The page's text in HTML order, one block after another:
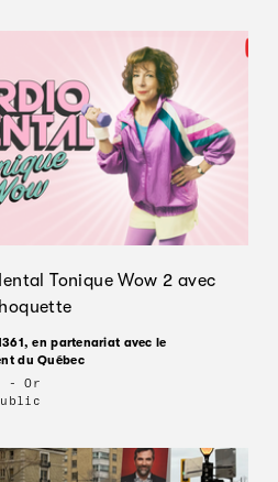
Tonique Wow 2 avec
en partenariat avec le
du Québec
- Or